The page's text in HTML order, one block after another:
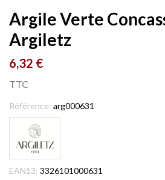
Argile Verte
Argiletz
6,32 €
TTC
Référence: arg000631
EAN13: 3326101000631